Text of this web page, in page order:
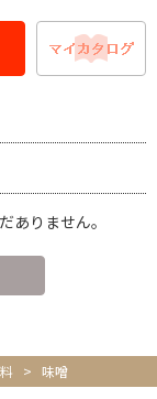
ありません。
> 味噌